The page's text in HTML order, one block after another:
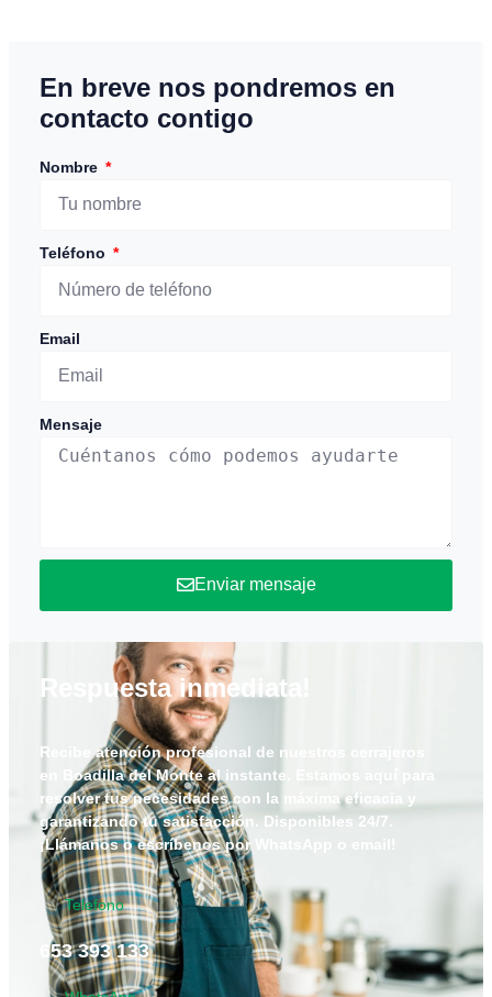
En breve nos pondremos en
contacto contigo
Nombre
Teléfono
Email
Mensaje
Enviar mensaje
Respuesta inmediata!
Recibe atención profesional de nuestros cerrajeros
en
Boadilla del Monteal instante. Estamos aquí para
resolver tus necesidades con la máxima eficacia y
garantizando tu satisfacción. Disponibles 24/7.
¡Llámanos o escríbenos por WhatsApp o email!
Telefono
653 393 133